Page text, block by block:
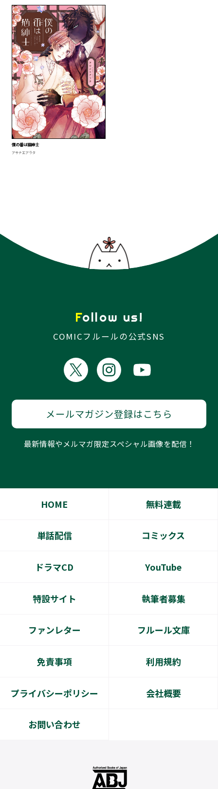
僕の番は猫紳士
アサナエアラタ
Follow us!
COMICフルールの公式SNS
メールマガジン登録はこちら
最新情報やメルマガ限定スペシャル画像を配信！
HOME 無料連載
単話配信 コミックス
ドラマCD YouTube
特設サイト 執筆者募集
ファンレター フルール文庫
免責事項 利用規約
プライバシーポリシー 会社概要
お問い合わせ